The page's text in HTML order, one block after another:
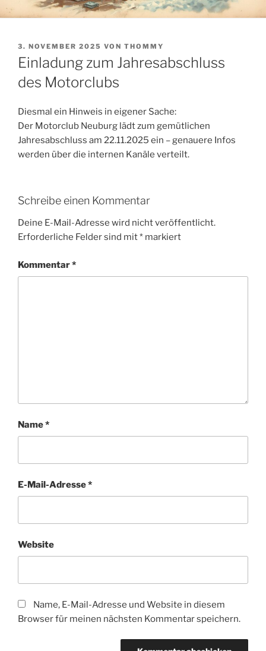
VERÖFFENTLICHT
AM
3. NOVEMBER 2025 VON THOMMY
Einladung zum Jahresabschluss
des Motorclubs
Diesmal ein Hinweis in eigener Sache:
Der Motorclub Neuburg lädt zum gemütlichen
Jahresabschluss am 22.11.2025 ein – genauere Infos
werden über die internen Kanäle verteilt.
Schreibe einen Kommentar
Deine E-Mail-Adresse wird nicht veröffentlicht.
Erforderliche Felder sind mit* markiert
Kommentar*
Name*
E-Mail-Adresse*
Website
Name, E-Mail-Adresse und Website in diesem
Browser für meinen nächsten Kommentar speichern.